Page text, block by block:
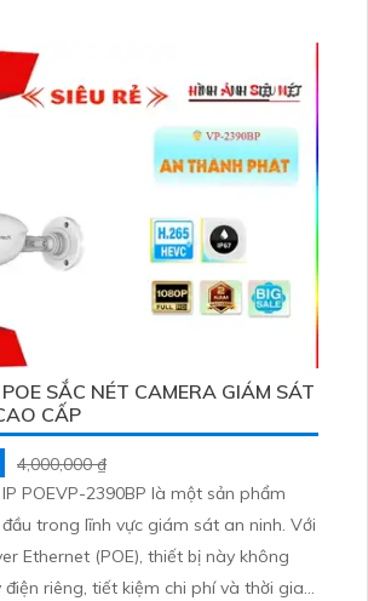
SẮC NÉT CAMERA GIÁM SÁT
CẤP
4,000,000 ₫
POEVP-2390BP là một sản phẩm
trong lĩnh vực giám sát an ninh. Với
Ethernet (POE), thiết bị này không
riêng, tiết kiệm chi phí và thời gian